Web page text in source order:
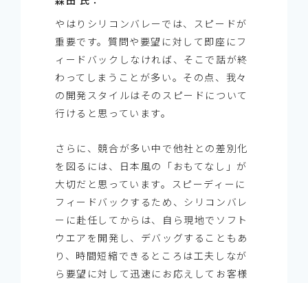
やはりシリコンバレーでは、スピードが
重要です。質問や要望に対して即座にフ
ィードバックしなければ、そこで話が終
わってしまうことが多い。その点、我々
の開発スタイルはそのスピードについて
行けると思っています。
さらに、競合が多い中で他社との差別化
を図るには、日本風の「おもてなし」が
大切だと思っています。スピーディーに
フィードバックするため、シリコンバレ
ーに赴任してからは、自ら現地でソフト
ウエアを開発し、デバッグすることもあ
り、時間短縮できるところは工夫しなが
ら要望に対して迅速にお応えしてお客様